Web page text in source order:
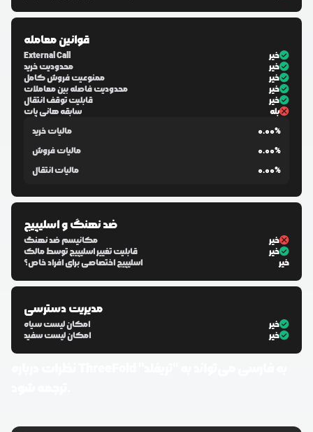
قوانین معامله
External Call
خیر
محدودیت خرید
خیر
ممنوعیت فروش کامل
خیر
محدودیت فاصله بین معاملات
خیر
قابلیت توقف انتقال
خیر
سابقه هانی پات
بله
مالیات خرید
0.00%
مالیات فروش
0.00%
مالیات انتقال
0.00%
ضد نهنگ و اسلیپیج
مکانیسم ضد نهنگ
خیر
قابلیت تغییر اسلیپیج توسط مالک
خیر
اسلیپیج اختصاصی برای افراد خاص؟
خیر
مدیریت دسترسی
امکان لیست سیاه
خیر
امکان لیست سفید
خیر